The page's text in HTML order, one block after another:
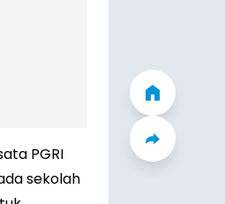
PGRI
sekolah